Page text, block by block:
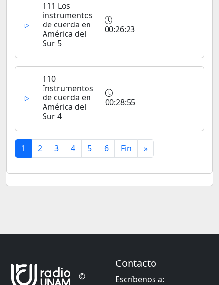
111 Los
instrumentos
de cuerda en
América del
Sur 5
00:26:23
110
Instrumentos
de cuerda en
América del
Sur 4
00:28:55
1 2 3 4 5 6 Fin »
©
Contacto
Escríbenos a: